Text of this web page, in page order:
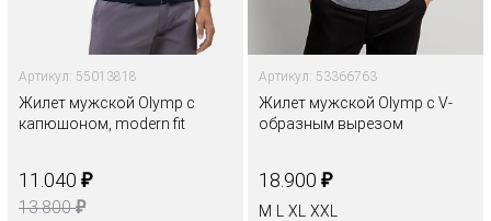
Артикул: 55013818
Жилет мужской Olymp с
капюшоном, modern fit
11.040 ₽
13.800₽
Артикул: 53366763
Жилет мужской Olymp с V-
образным вырезом
18.900 ₽
M XL XXL